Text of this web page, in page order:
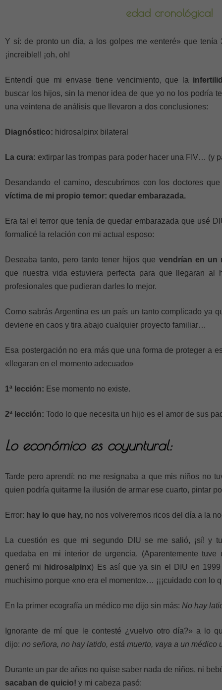
edad cronológica!
Y sí: de pronto un día, a los golpes me «enteré» que tenía
¡increible!! ¡oh, oh!
Entendí que mi envase tiene vencimiento, que la
buscar los hijos, sin la menor idea de que yo no los podría
una veintena de análisis que llevaron a dos conclusiones:
Diagnóstico: hidrosalpinx bilateral
La cura: extirpar las trompas para poder hacer una FIV… (y
Desandando el camino, descubrimos con los doctores
víctima de mi propio temor: quedar embarazada.
Era tal el terror que tenía de quedar embarazada que usé
formalicé la relación con mi actual esposo:
Deseaba tanto, pero tanto tener hijos que vendrían en un
que nuestra vida estuviera perfecta para que llegaran al
profesionales que pudieran darles lo mejor.
Como sabrás Argentina es un país un tanto complicado ya
deviene en caos y tira abajo cualquier proyecto familiar…
Esa postergación no era más que una forma de proteger a
«llegaran en el momento adecuado»
1ª lección: Ese momento no existe.
2ª lección: Todo lo que necesita un hijo es el amor de sus
Lo económico es coyuntural:
Tarde pero aprendí: no me resignaba a que mis niños no
quien podría quitarme la ilusión de armar ese cuarto, pintar
Error: hay lo que hay, no nos volveremos ricos del día a la
La cuestión es que mi segundo DIU se me salió, ¡sí! y
quedaba en mi interior de urgencia. (Aparentemente tuve
generó mi hidrosalpinx) Es así que ya sin el DIU en
muchísimo porque «no era el momento»… ¡¡¡cuidado con lo
En la primer ecografía un médico me dijo sin más: No hay
Ignorante de mí que le contesté ¿vuelvo otro día?» a lo
dijo: no señora, no hay latido, está muerto, vaya a un médico
Durante un par de años no quise saber nada de niños, ni
sacaban de quicio! y mi cabeza pasó: